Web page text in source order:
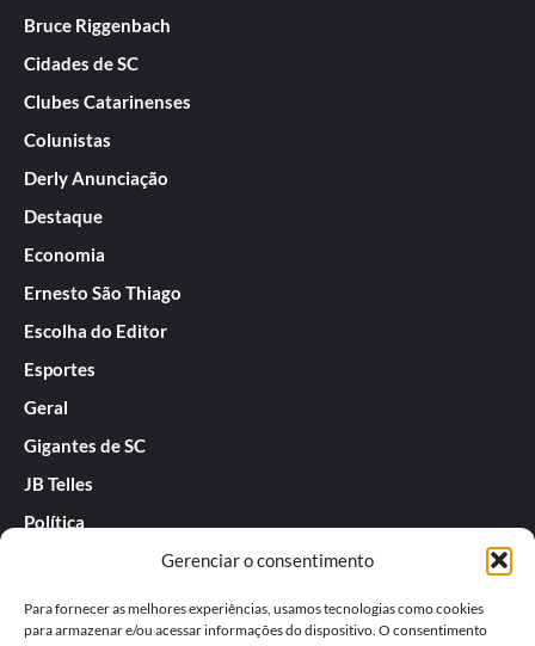
Gerenciar o consentimento
Para fornecer as melhores experiências, usamos tecnologias como cookies
para armazenar e/ou acessar informações do dispositivo. O consentimento
Bruce Riggenbach
Cidades de SC
Clubes Catarinenses
Colunistas
Derly Anunciação
Destaque
Economia
Ernesto São Thiago
Escolha do Editor
Esportes
Geral
Gigantes de SC
JB Telles
Política
Rafael Guarnieri
Séries